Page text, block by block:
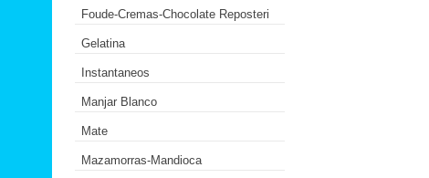
Foude-Cremas-Chocolate Reposteri
Gelatina
Instantaneos
Manjar Blanco
Mate
Mazamorras-Mandioca